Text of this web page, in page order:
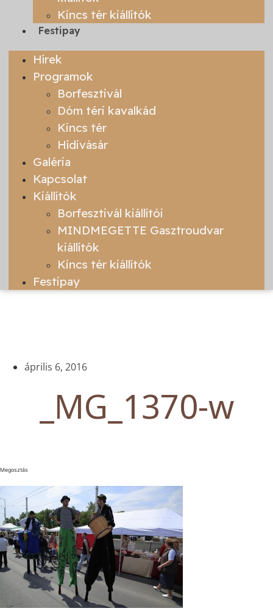
Kincs tér kiállítók
Festipay
Hírek
Programok
Borfesztivál
Dóm téri kavalkád
Kincs tér
Hídivásár
Galéria
Kapcsolat
Kiállítók
Borfesztivál kiállítói
MINDMEGETTE Gasztroudvar
kiállítók
Kincs tér kiállítók
Festipay
április 6, 2016
_MG_1370-w
Megosztás